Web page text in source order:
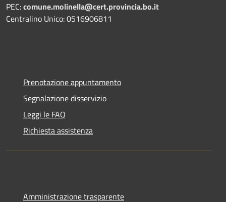
PEC:comune.molinella@cert.provincia.bo.it
Centralino Unico: 0516906811
Prenotazione appuntamento
Segnalazione disservizio
Leggi le FAQ
Richiesta assistenza
Amministrazione trasparente